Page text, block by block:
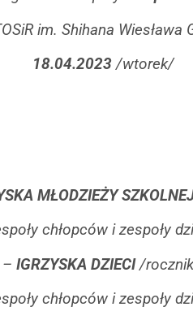
im. Shihana Wiesława
18.04.2023 /wtorek/
MŁODZIEŻY
chłopców i zespoły
– IGRZYSKA DZIECI/rocznik
chłopców i zespoły